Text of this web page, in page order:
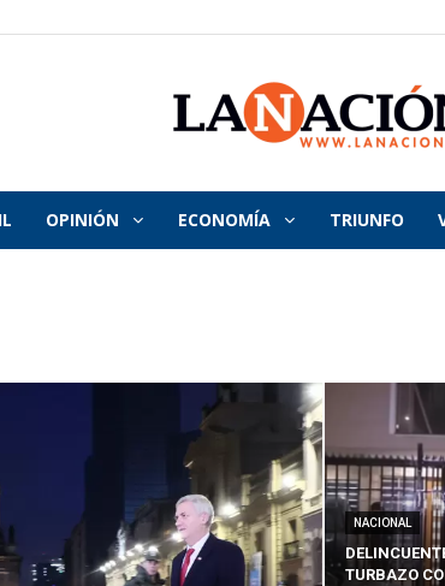
La
Nación
OPINIÓN ECONOMÍA TRIUNFO
NACIONAL
TURBAZO